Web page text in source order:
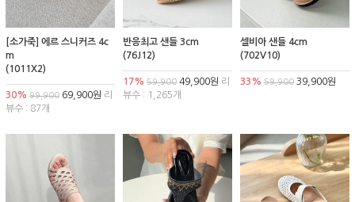
[소가죽] 에르 스니커즈 4c
m
(1011X2)
30% 99,900 69,900원 리
뷰수 : 87개
반응최고 샌들 3cm
(76J12)
17% 59,90049,900원 리
뷰수 : 1,265개
셀비아 샌들 4cm
(702V10)
33% 59,90039,900원